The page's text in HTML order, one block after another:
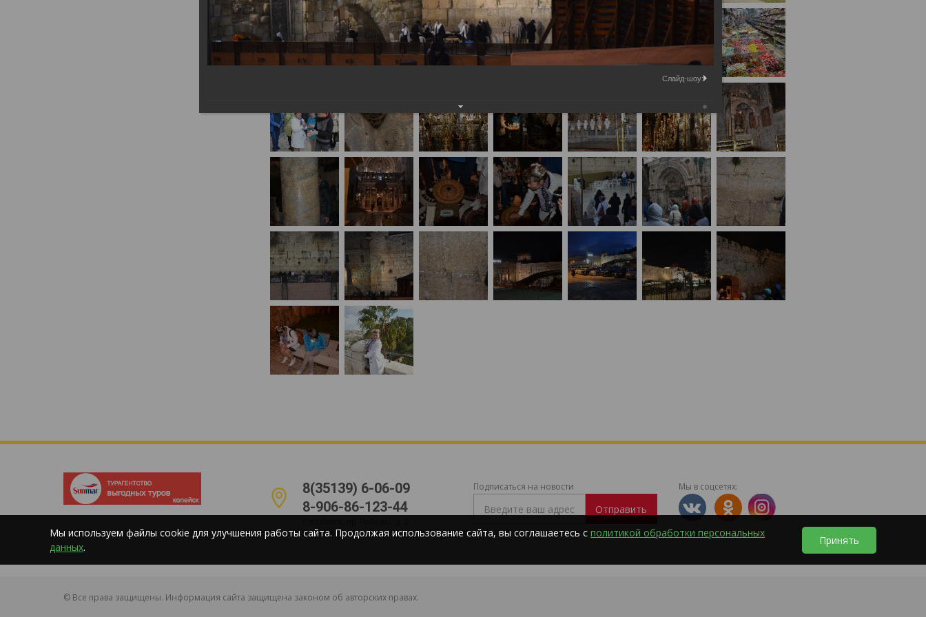
8(35139) 6-06-09
8-906-86-123-44
E-mail:kopalegro@mail.ru
Подписаться на новости
Отправить
Мы в соцсетях:
© Все права защищены. Информация сайта защищена законом об авторских правах.
Мы используем файлы cookie для улучшения работы сайта. Продолжая использование сайта, вы соглашаетесь с политикой обработки персональных
данных.
Принять
Слайд-шоу: